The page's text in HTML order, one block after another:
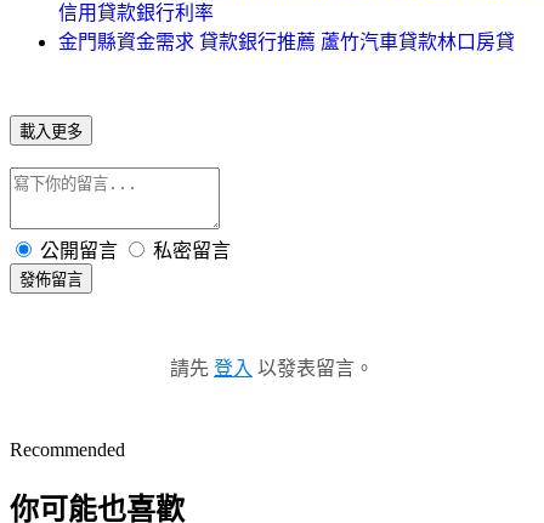
信用貸款銀行利率
金門縣資金需求 貸款銀行推薦 蘆竹汽車貸款林口房貸
載入更多
公開留言 私密留言
發佈留言
請先 登入 以發表留言。
Recommended
你可能也喜歡